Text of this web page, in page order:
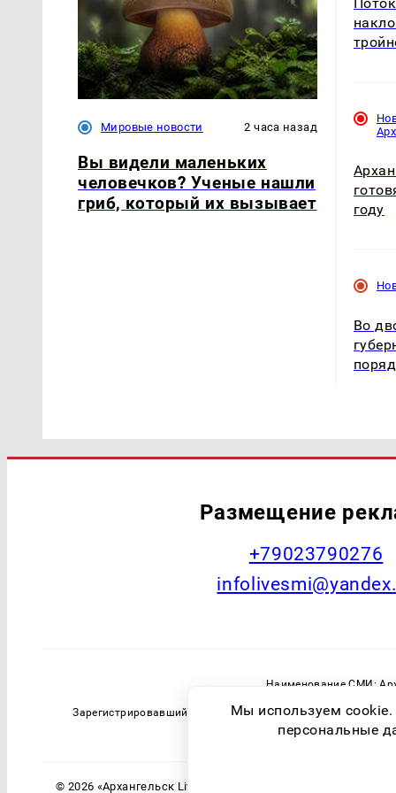
Мировые новости 2 часа назад
Вы видели маленьких
человечков? Ученые нашли
гриб, который их вызывает
году
Во
Размещение
+79023790276
Наименование СМИ:
Зарегистрировавший орган: Федеральная служба по
© 2026 «Архангельск Live» | Все права защищены
Мы используем
персональные